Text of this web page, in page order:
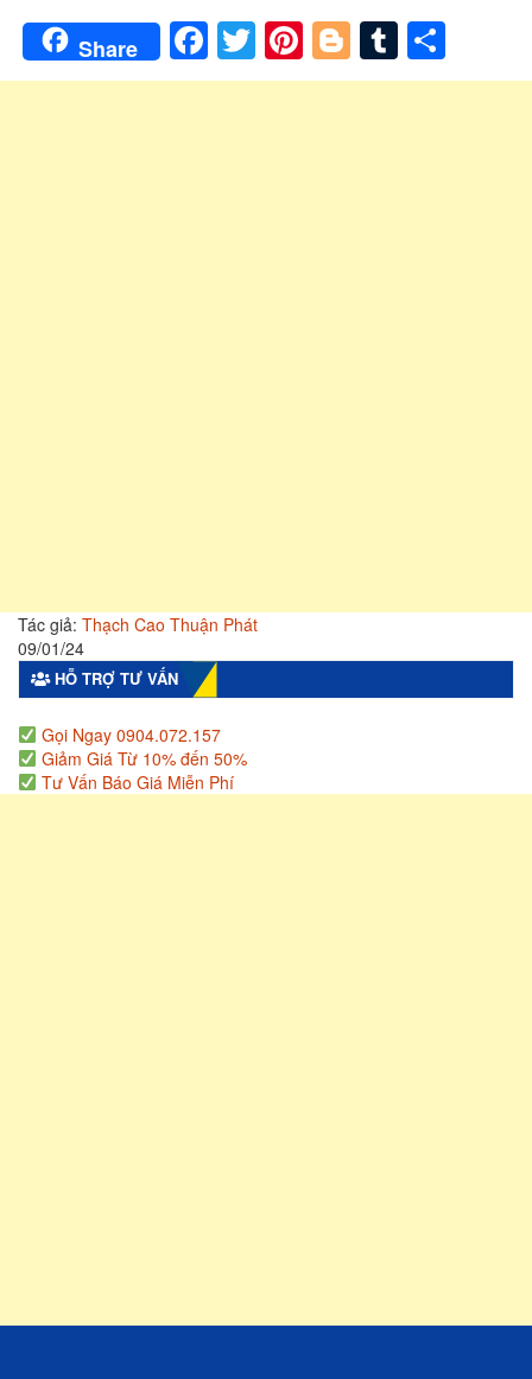
Share Facebook
Twitter
Pinterest
Blogger
Tumblr
Tác giả: Thạch Cao Thuận Phát
09/01/24
HỖ TRỢ TƯ VẤN
Gọi Ngay 0904.072.157
Giảm Giá Từ 10% đến 50%
Tư Vấn Báo Giá Miễn Phí